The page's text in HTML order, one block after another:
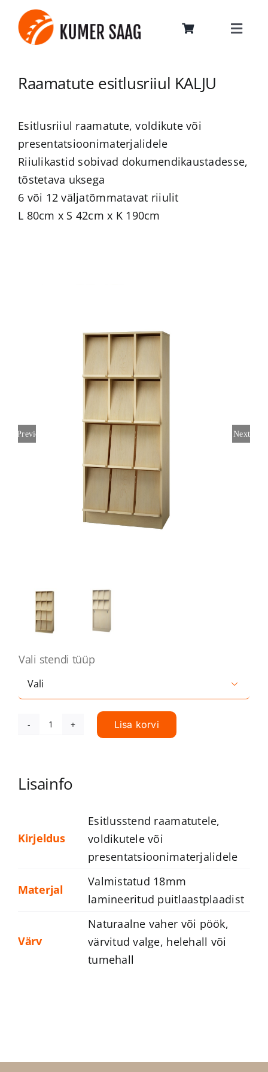
content
Toggle
INFO
TEHTUD TÖÖD
LEIUNURK
Raamatute esitlusriiul KALJU
Esitlusriiul raamatute, voldikute või
presentatsioonimaterjalidele
Riiulikastid sobivad dokumendikaustadesse,
tõstetava uksega
6 või 12 väljatõmmatavat riiulit
L 80cm x S 42cm x K 190cm
Previous Next
Vali stendi tüüp

Raamatute
kogus
Lisa korvi
Lisainfo
Kirjeldus
Esitlusstend raamatutele,
voldikutele või
presentatsioonimaterjalidele
Materjal
Valmistatud 18mm
lamineeritud puitlaastplaadist
Värv
Naturaalne vaher või pöök,
värvitud valge, helehall või
tumehall